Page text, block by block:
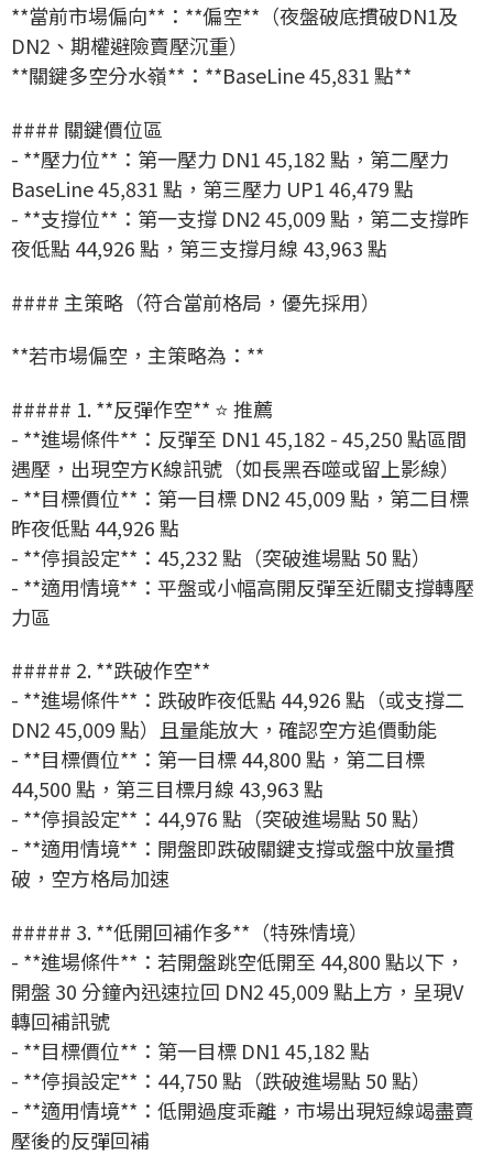
**當前市場偏向**：**偏空**（夜盤破底摜破DN1及
DN2、期權避險賣壓沉重）
**關鍵多空分水嶺**：**BaseLine 45,831 點**
#### 關鍵價位區
- **壓力位**：第一壓力 DN1 45,182 點，第二壓力
BaseLine 45,831 點，第三壓力 UP1 46,479 點
- **支撐位**：第一支撐 DN2 45,009 點，第二支撐昨
夜低點 44,926 點，第三支撐月線 43,963 點
#### 主策略（符合當前格局，優先採用）
**若市場偏空，主策略為：**
##### 1. **反彈作空** ⭐ 推薦
- **進場條件**：反彈至 DN1 45,182 - 45,250 點區間
遇壓，出現空方K線訊號（如長黑吞噬或留上影線）
- **目標價位**：第一目標 DN2 45,009 點，第二目標
昨夜低點 44,926 點
- **停損設定**：45,232 點（突破進場點 50 點）
- **適用情境**：平盤或小幅高開反彈至近關支撐轉壓
力區
##### 2. **跌破作空**
- **進場條件**：跌破昨夜低點 44,926 點（或支撐二
DN2 45,009 點）且量能放大，確認空方追價動能
- **目標價位**：第一目標 44,800 點，第二目標
44,500 點，第三目標月線 43,963 點
- **停損設定**：44,976 點（突破進場點 50 點）
- **適用情境**：開盤即跌破關鍵支撐或盤中放量摜
破，空方格局加速
##### 3. **低開回補作多**（特殊情境）
- **進場條件**：若開盤跳空低開至 44,800 點以下，
開盤 30 分鐘內迅速拉回 DN2 45,009 點上方，呈現V
轉回補訊號
- **目標價位**：第一目標 DN1 45,182 點
- **停損設定**：44,750 點（跌破進場點 50 點）
- **適用情境**：低開過度乖離，市場出現短線竭盡賣
壓後的反彈回補